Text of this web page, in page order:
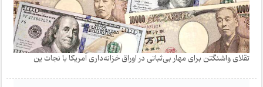
تقلای واشنگتن برای مهار بی‌ثباتی در اوراق خزانه‌داری آمریکا با نجات ین